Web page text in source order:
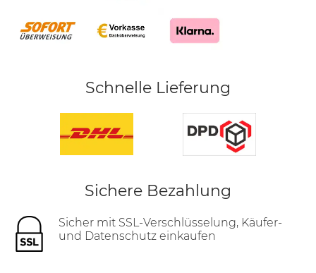
Schnelle Lieferung
Sichere Bezahlung
Sicher mit SSL-Verschlüsselung, Käufer-
und Datenschutz einkaufen